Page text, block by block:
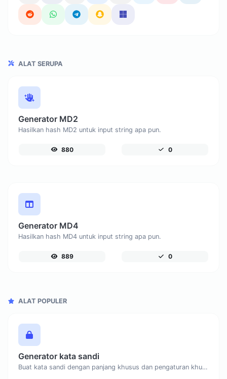
ALAT SERUPA
Generator MD2
Hasilkan hash MD2 untuk input string apa pun.
880 0
Generator MD4
Hasilkan hash MD4 untuk input string apa pun.
889 0
ALAT POPULER
Generator kata sandi
Buat kata sandi dengan panjang khusus dan pengaturan khusus.